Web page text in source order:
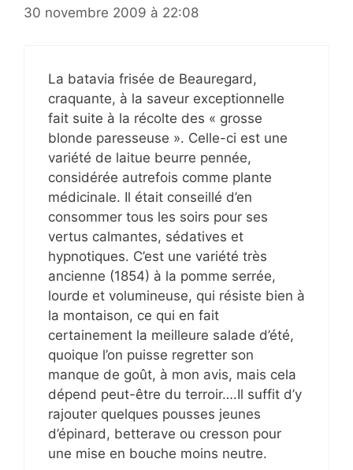
30 novembre 2009 à 22:08
La batavia frisée de Beauregard,
craquante, à la saveur exceptionnelle
fait suite à la récolte des « grosse
blonde paresseuse ». Celle-ci est une
variété de laitue beurre pennée,
considérée autrefois comme plante
médicinale. Il était conseillé d’en
consommer tous les soirs pour ses
vertus calmantes, sédatives et
hypnotiques. C’est une variété très
ancienne (1854) à la pomme serrée,
lourde et volumineuse, qui résiste bien à
la montaison, ce qui en fait
certainement la meilleure salade d’été,
quoique l’on puisse regretter son
manque de goût, à mon avis, mais cela
dépend peut-être du terroir….Il suffit d’y
rajouter quelques pousses jeunes
d’épinard, betterave ou cresson pour
une mise en bouche moins neutre.